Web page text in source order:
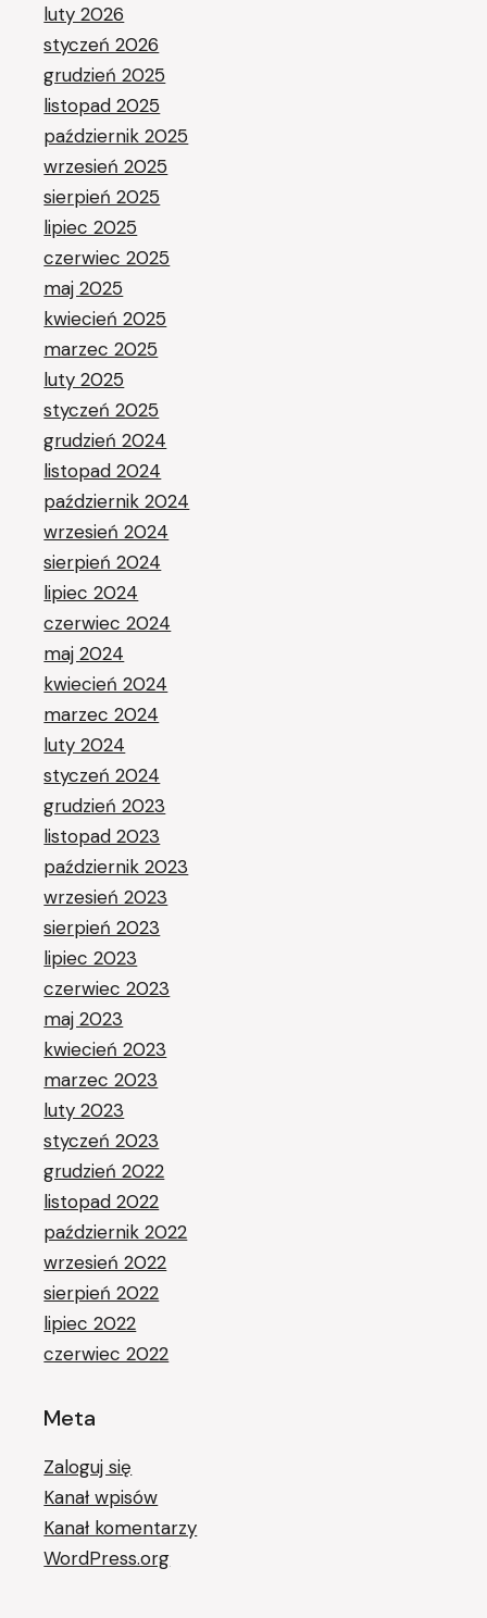
luty 2026
styczeń 2026
grudzień 2025
listopad 2025
październik 2025
wrzesień 2025
sierpień 2025
lipiec 2025
czerwiec 2025
maj 2025
kwiecień 2025
marzec 2025
luty 2025
styczeń 2025
grudzień 2024
listopad 2024
październik 2024
wrzesień 2024
sierpień 2024
lipiec 2024
czerwiec 2024
maj 2024
kwiecień 2024
marzec 2024
luty 2024
styczeń 2024
grudzień 2023
listopad 2023
październik 2023
wrzesień 2023
sierpień 2023
lipiec 2023
czerwiec 2023
maj 2023
kwiecień 2023
marzec 2023
luty 2023
styczeń 2023
grudzień 2022
listopad 2022
październik 2022
wrzesień 2022
sierpień 2022
lipiec 2022
czerwiec 2022
Meta
Zaloguj się
Kanał wpisów
Kanał komentarzy
WordPress.org